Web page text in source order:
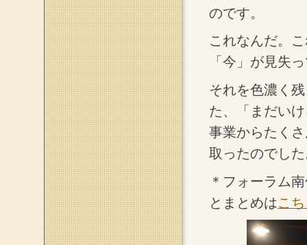
のです。
これなんだ。
「今」が見失
それを色濃く
た、「まだい
事業からたく
取ったのでし
＊フォーラム
とまとめはこ